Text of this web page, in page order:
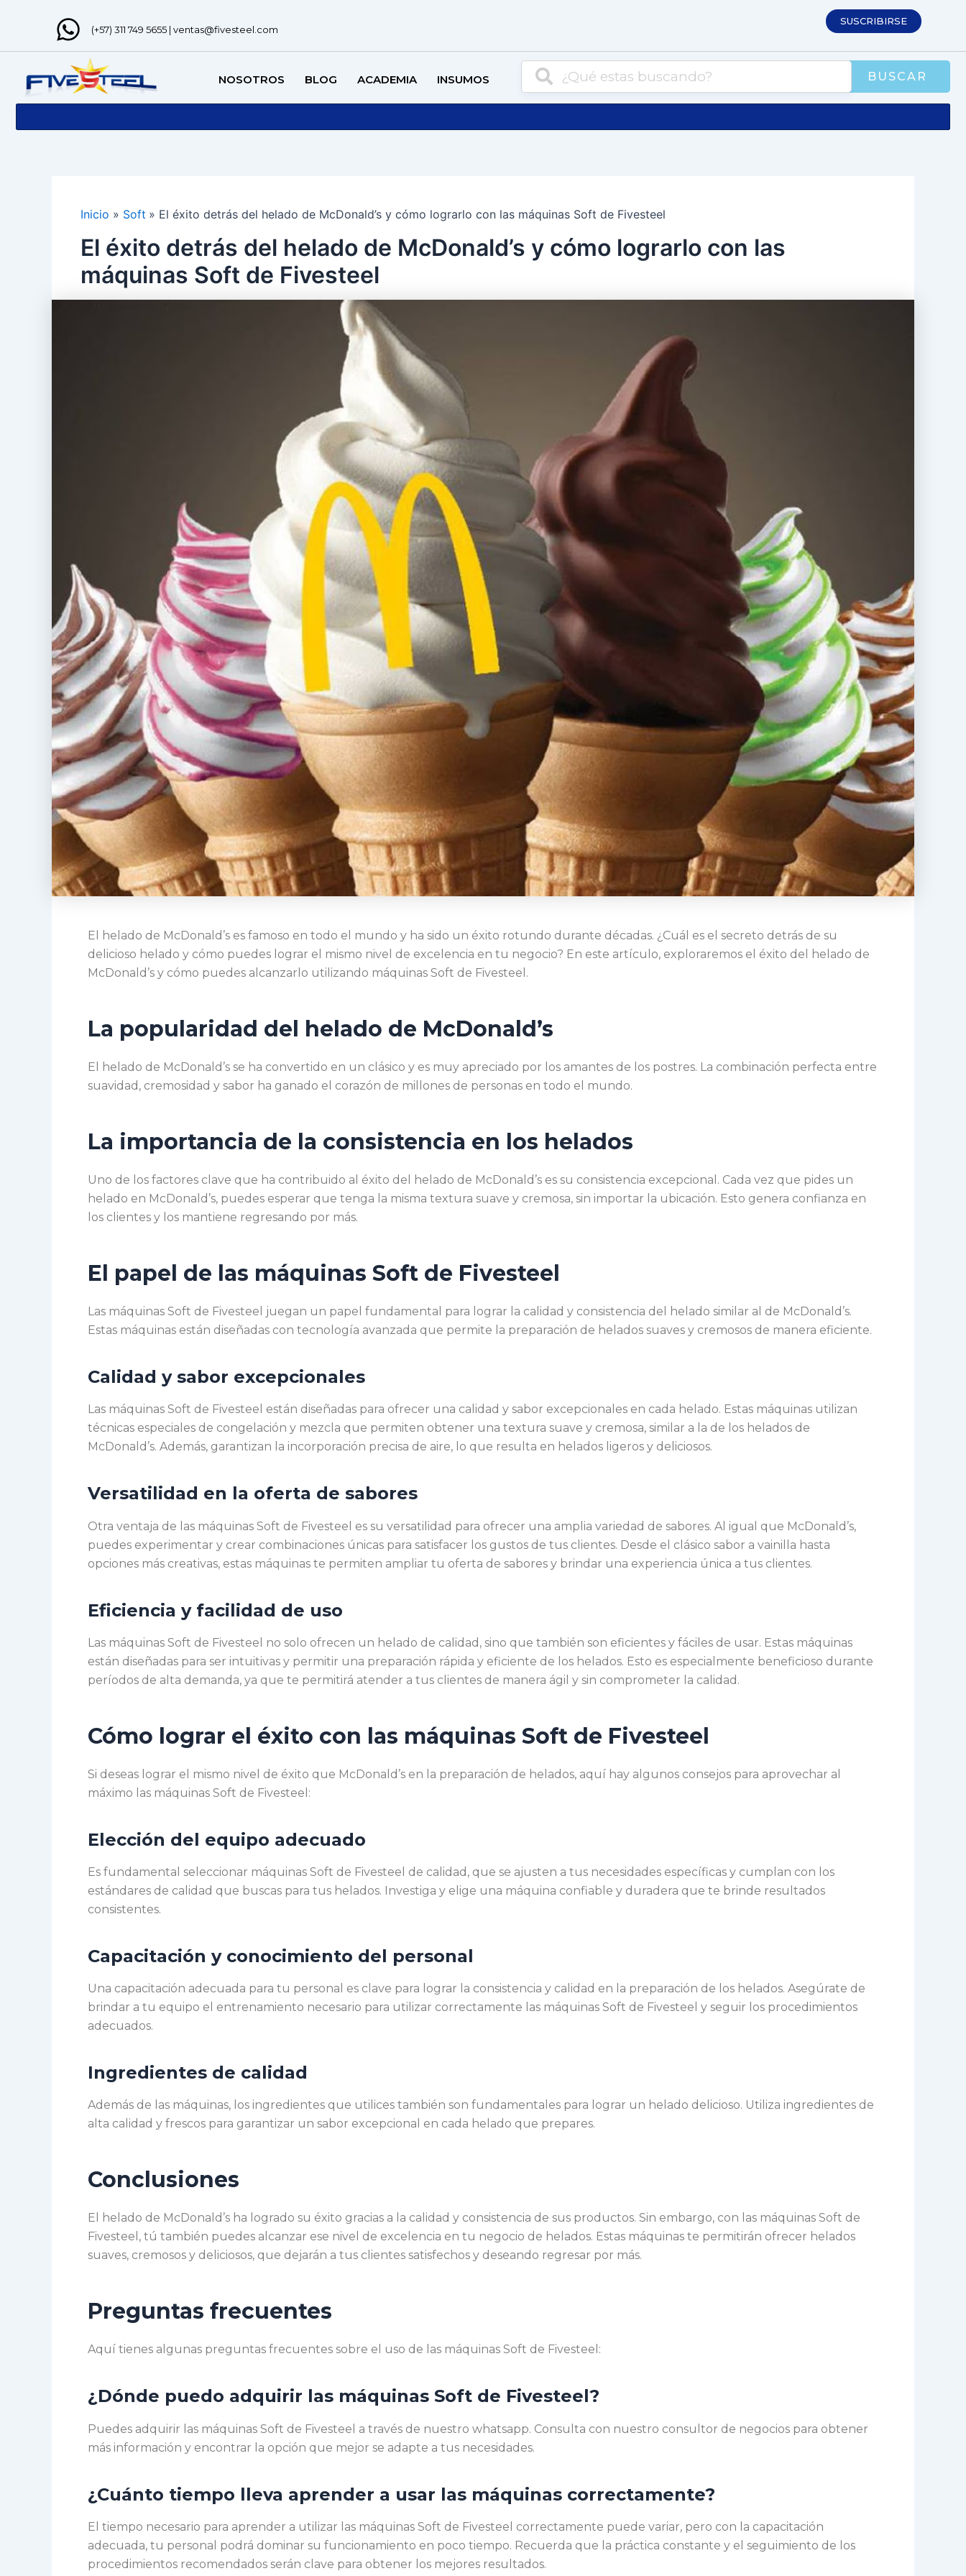
(+57) 311 749 5655 | ventas@fivesteel.com
SUSCRIBIRSE
NOSOTROS BLOG ACADEMIA INSUMOS BUSCAR
Inicio Soft El éxito detrás del helado de McDonald’s y cómo lograrlo con las máquinas Soft de Fivesteel
El éxito detrás del helado de McDonald’s y cómo lograrlo con las
máquinas Soft de Fivesteel
El helado de McDonald’s es famoso en todo el mundo y ha sido un éxito rotundo durante décadas. ¿Cuál es el secreto detrás de su
delicioso helado y cómo puedes lograr el mismo nivel de excelencia en tu negocio? En este artículo, exploraremos el éxito del helado de
McDonald’s y cómo puedes alcanzarlo utilizando máquinas Soft de Fivesteel.
La popularidad del helado de McDonald’s
El helado de McDonald’s se ha convertido en un clásico y es muy apreciado por los amantes de los postres. La combinación perfecta entre
suavidad, cremosidad y sabor ha ganado el corazón de millones de personas en todo el mundo.
La importancia de la consistencia en los helados
Uno de los factores clave que ha contribuido al éxito del helado de McDonald’s es su consistencia excepcional. Cada vez que pides un
helado en McDonald’s, puedes esperar que tenga la misma textura suave y cremosa, sin importar la ubicación. Esto genera confianza en
los clientes y los mantiene regresando por más.
El papel de las máquinas Soft de Fivesteel
Las máquinas Soft de Fivesteel juegan un papel fundamental para lograr la calidad y consistencia del helado similar al de McDonald’s.
Estas máquinas están diseñadas con tecnología avanzada que permite la preparación de helados suaves y cremosos de manera eficiente.
Calidad y sabor excepcionales
Las máquinas Soft de Fivesteel están diseñadas para ofrecer una calidad y sabor excepcionales en cada helado. Estas máquinas utilizan
técnicas especiales de congelación y mezcla que permiten obtener una textura suave y cremosa, similar a la de los helados de
McDonald’s. Además, garantizan la incorporación precisa de aire, lo que resulta en helados ligeros y deliciosos.
Versatilidad en la oferta de sabores
Otra ventaja de las máquinas Soft de Fivesteel es su versatilidad para ofrecer una amplia variedad de sabores. Al igual que McDonald’s,
puedes experimentar y crear combinaciones únicas para satisfacer los gustos de tus clientes. Desde el clásico sabor a vainilla hasta
opciones más creativas, estas máquinas te permiten ampliar tu oferta de sabores y brindar una experiencia única a tus clientes.
Eficiencia y facilidad de uso
Las máquinas Soft de Fivesteel no solo ofrecen un helado de calidad, sino que también son eficientes y fáciles de usar. Estas máquinas
están diseñadas para ser intuitivas y permitir una preparación rápida y eficiente de los helados. Esto es especialmente beneficioso durante
períodos de alta demanda, ya que te permitirá atender a tus clientes de manera ágil y sin comprometer la calidad.
Cómo lograr el éxito con las máquinas Soft de Fivesteel
Si deseas lograr el mismo nivel de éxito que McDonald’s en la preparación de helados, aquí hay algunos consejos para aprovechar al
máximo las máquinas Soft de Fivesteel:
Elección del equipo adecuado
Es fundamental seleccionar máquinas Soft de Fivesteel de calidad, que se ajusten a tus necesidades específicas y cumplan con los
estándares de calidad que buscas para tus helados. Investiga y elige una máquina confiable y duradera que te brinde resultados
consistentes.
Capacitación y conocimiento del personal
Una capacitación adecuada para tu personal es clave para lograr la consistencia y calidad en la preparación de los helados. Asegúrate de
brindar a tu equipo el entrenamiento necesario para utilizar correctamente las máquinas Soft de Fivesteel y seguir los procedimientos
adecuados.
Ingredientes de calidad
Además de las máquinas, los ingredientes que utilices también son fundamentales para lograr un helado delicioso. Utiliza ingredientes de
alta calidad y frescos para garantizar un sabor excepcional en cada helado que prepares.
Conclusiones
El helado de McDonald’s ha logrado su éxito gracias a la calidad y consistencia de sus productos. Sin embargo, con las máquinas Soft de
Fivesteel, tú también puedes alcanzar ese nivel de excelencia en tu negocio de helados. Estas máquinas te permitirán ofrecer helados
suaves, cremosos y deliciosos, que dejarán a tus clientes satisfechos y deseando regresar por más.
Preguntas frecuentes
Aquí tienes algunas preguntas frecuentes sobre el uso de las máquinas Soft de Fivesteel:
¿Dónde puedo adquirir las máquinas Soft de Fivesteel?
Puedes adquirir las máquinas Soft de Fivesteel a través de nuestro whatsapp. Consulta con nuestro consultor de negocios para obtener
más información y encontrar la opción que mejor se adapte a tus necesidades.
¿Cuánto tiempo lleva aprender a usar las máquinas correctamente?
El tiempo necesario para aprender a utilizar las máquinas Soft de Fivesteel correctamente puede variar, pero con la capacitación
adecuada, tu personal podrá dominar su funcionamiento en poco tiempo. Recuerda que la práctica constante y el seguimiento de los
procedimientos recomendados serán clave para obtener los mejores resultados.
de